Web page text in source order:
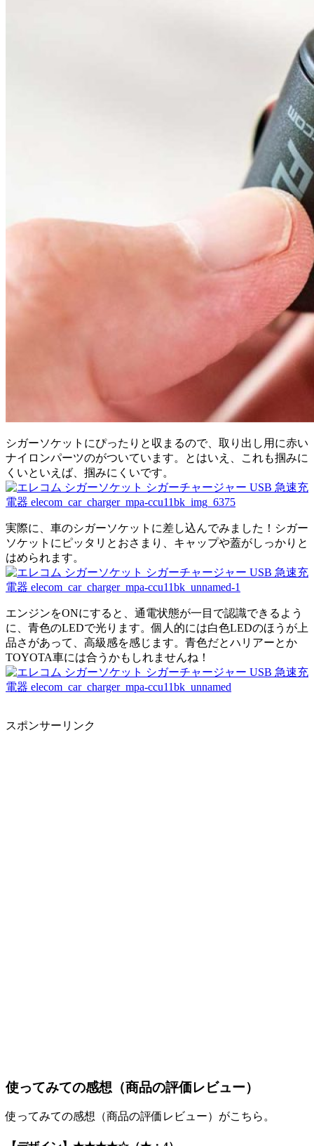
シガーソケットにぴったりと収まるので、取り出し用に赤い
ナイロンパーツのがついています。とはいえ、これも掴みに
くいといえば、掴みにくいです。
実際に、車のシガーソケットに差し込んでみました！シガー
ソケットにピッタリとおさまり、キャップや蓋がしっかりと
はめられます。
エンジンをONにすると、通電状態が一目で認識できるよう
に、青色のLEDで光ります。個人的には白色LEDのほうが上
品さがあって、高級感を感じます。青色だとハリアーとか
TOYOTA車には合うかもしれませんね！
スポンサーリンク
使ってみての感想（商品の評価レビュー）
使ってみての感想（商品の評価レビュー）がこちら。